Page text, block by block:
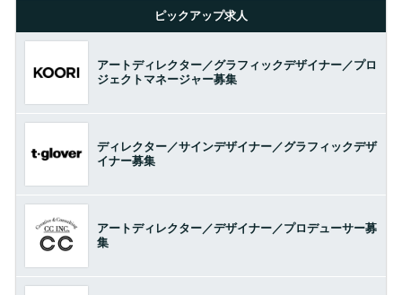
ピックアップ求人
アートディレクター／グラフィックデザイナー／プロ
ジェクトマネージャー募集
ディレクター／サインデザイナー／グラフィックデザ
イナー募集
アートディレクター／デザイナー／プロデューサー募
集